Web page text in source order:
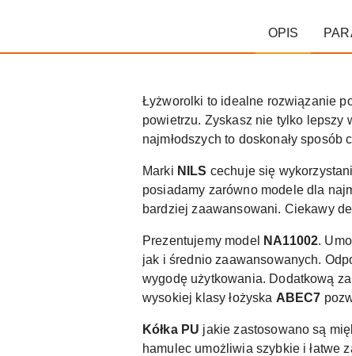
OPIS
Łyżworolki to idealne rozwiązanie
powietrzu. Zyskasz nie tylko lepszy
najmłodszych to doskonały sposób
Marki NILS cechuje się
posiadamy zarówno modele dla
bardziej zaawansowani. Ciekawy
Prezentujemy model NA11002.
jak i średnio zaawansowanych.
wygodę użytkowania. Dodatkową
wysokiej klasy łożyska ABEC7
Kółka PU jakie zastosowano są
hamulec umożliwia szybkie i łatwe